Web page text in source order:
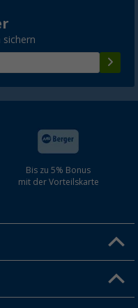
sichern
Bis zu 5% Bonus
mit der Vorteilskarte